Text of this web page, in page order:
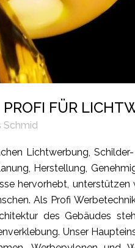
FÜR
Schmid
Lichtwerbung,
Herstellung,
hervorhebt,
Als Profi
des Gebäudes
Unser